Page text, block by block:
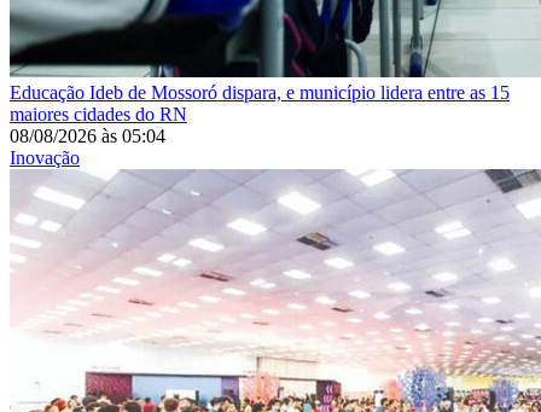
Educação Ideb de Mossoró dispara, e município lidera entre as 15
maiores cidades do RN
08/08/2026 às 05:04
Inovação